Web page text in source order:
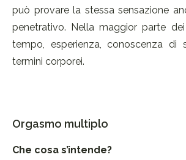
può provare la stessa sensazione
penetrativo. Nella maggior parte
tempo, esperienza, conoscenza di
termini corporei.
Orgasmo multiplo
Che cosa s’intende?